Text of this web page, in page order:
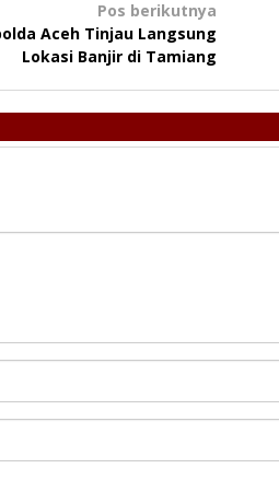
Pos berikutnya
Aceh Tinjau Langsung
Lokasi Banjir di Tamiang